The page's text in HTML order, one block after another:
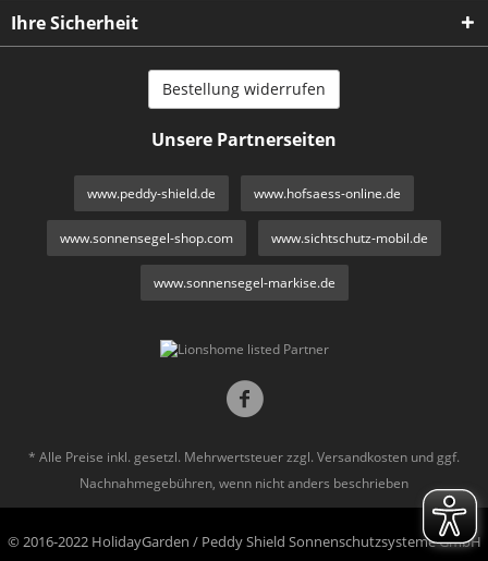
Ihre Sicherheit
Bestellung widerrufen
Unsere Partnerseiten
www.peddy-shield.de www.hofsaess-online.de
www.sonnensegel-shop.com www.sichtschutz-mobil.de
www.sonnensegel-markise.de
* Alle Preise inkl. gesetzl. Mehrwertsteuer zzgl. Versandkosten und ggf.
Nachnahmegebühren, wenn nicht anders beschrieben
© 2016-2022 HolidayGarden / Peddy Shield Sonnenschutzsysteme GmbH